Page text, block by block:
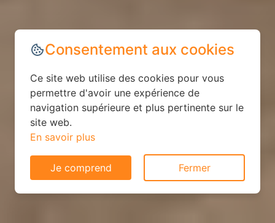
Consentement aux cookies
Ce site web utilise des cookies pour vous
permettre d'avoir une expérience de
navigation supérieure et plus pertinente sur le
site web.
En savoir plus
Je comprend Fermer